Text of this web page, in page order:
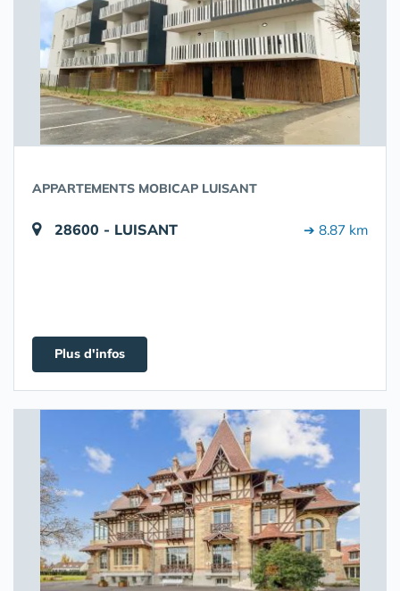
APPARTEMENTS MOBICAP LUISANT
28600 - LUISANT ➔ 8.87 km
Plus d'infos